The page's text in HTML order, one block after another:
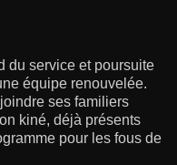
du service et poursuite
équipe renouvelée.
ses familiers
kiné, déjà présents
pour les fous de